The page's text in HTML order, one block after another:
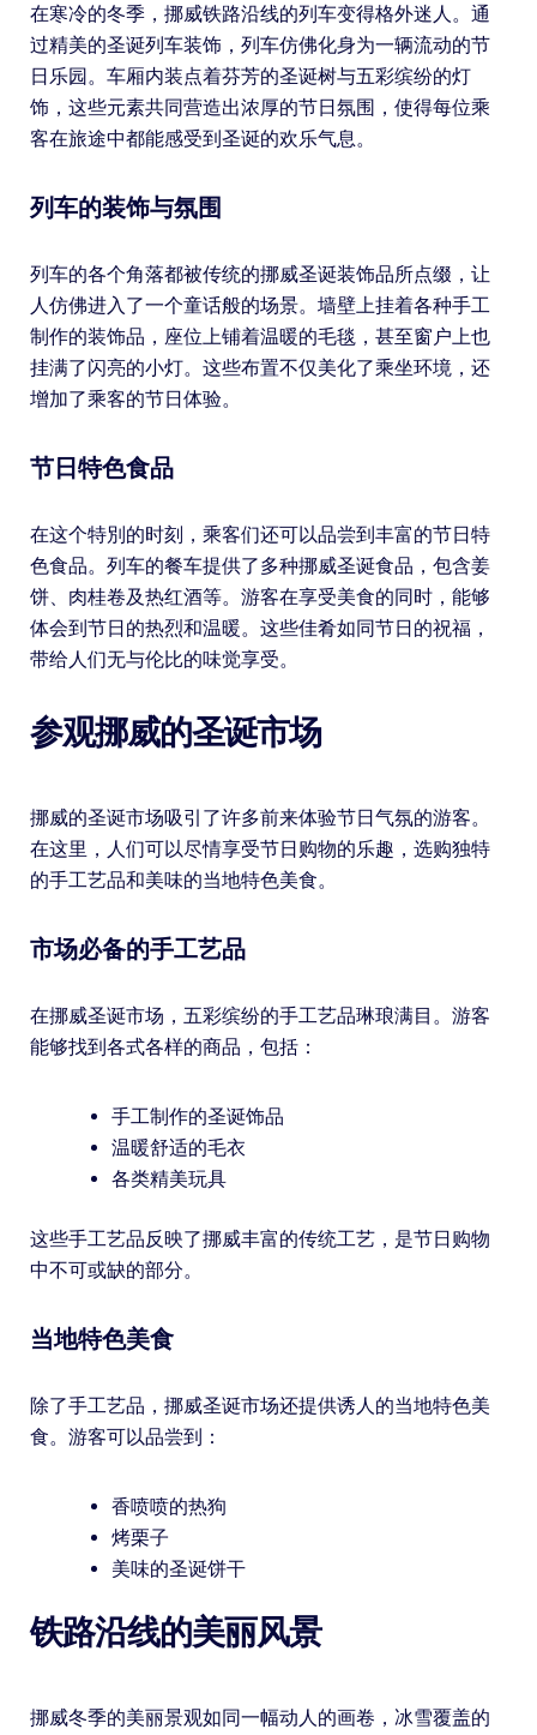
在寒冷的冬季，挪威铁路沿线的列车变得格外迷人。通
过精美的圣诞列车装饰，列车仿佛化身为一辆流动的节
日乐园。车厢内装点着芬芳的圣诞树与五彩缤纷的灯
饰，这些元素共同营造出浓厚的节日氛围，使得每位乘
客在旅途中都能感受到圣诞的欢乐气息。
列车的装饰与氛围
列车的各个角落都被传统的挪威圣诞装饰品所点缀，让
人仿佛进入了一个童话般的场景。墙壁上挂着各种手工
制作的装饰品，座位上铺着温暖的毛毯，甚至窗户上也
挂满了闪亮的小灯。这些布置不仅美化了乘坐环境，还
增加了乘客的节日体验。
节日特色食品
在这个特別的时刻，乘客们还可以品尝到丰富的节日特
色食品。列车的餐车提供了多种挪威圣诞食品，包含姜
饼、肉桂卷及热红酒等。游客在享受美食的同时，能够
体会到节日的热烈和温暖。这些佳肴如同节日的祝福，
带给人们无与伦比的味觉享受。
参观挪威的圣诞市场
挪威的圣诞市场吸引了许多前来体验节日气氛的游客。
在这里，人们可以尽情享受节日购物的乐趣，选购独特
的手工艺品和美味的当地特色美食。
市场必备的手工艺品
在挪威圣诞市场，五彩缤纷的手工艺品琳琅满目。游客
能够找到各式各样的商品，包括：
手工制作的圣诞饰品
温暖舒适的毛衣
各类精美玩具
这些手工艺品反映了挪威丰富的传统工艺，是节日购物
中不可或缺的部分。
当地特色美食
除了手工艺品，挪威圣诞市场还提供诱人的当地特色美
食。游客可以品尝到：
香喷喷的热狗
烤栗子
美味的圣诞饼干
铁路沿线的美丽风景
挪威冬季的美丽景观如同一幅动人的画卷，冰雪覆盖的